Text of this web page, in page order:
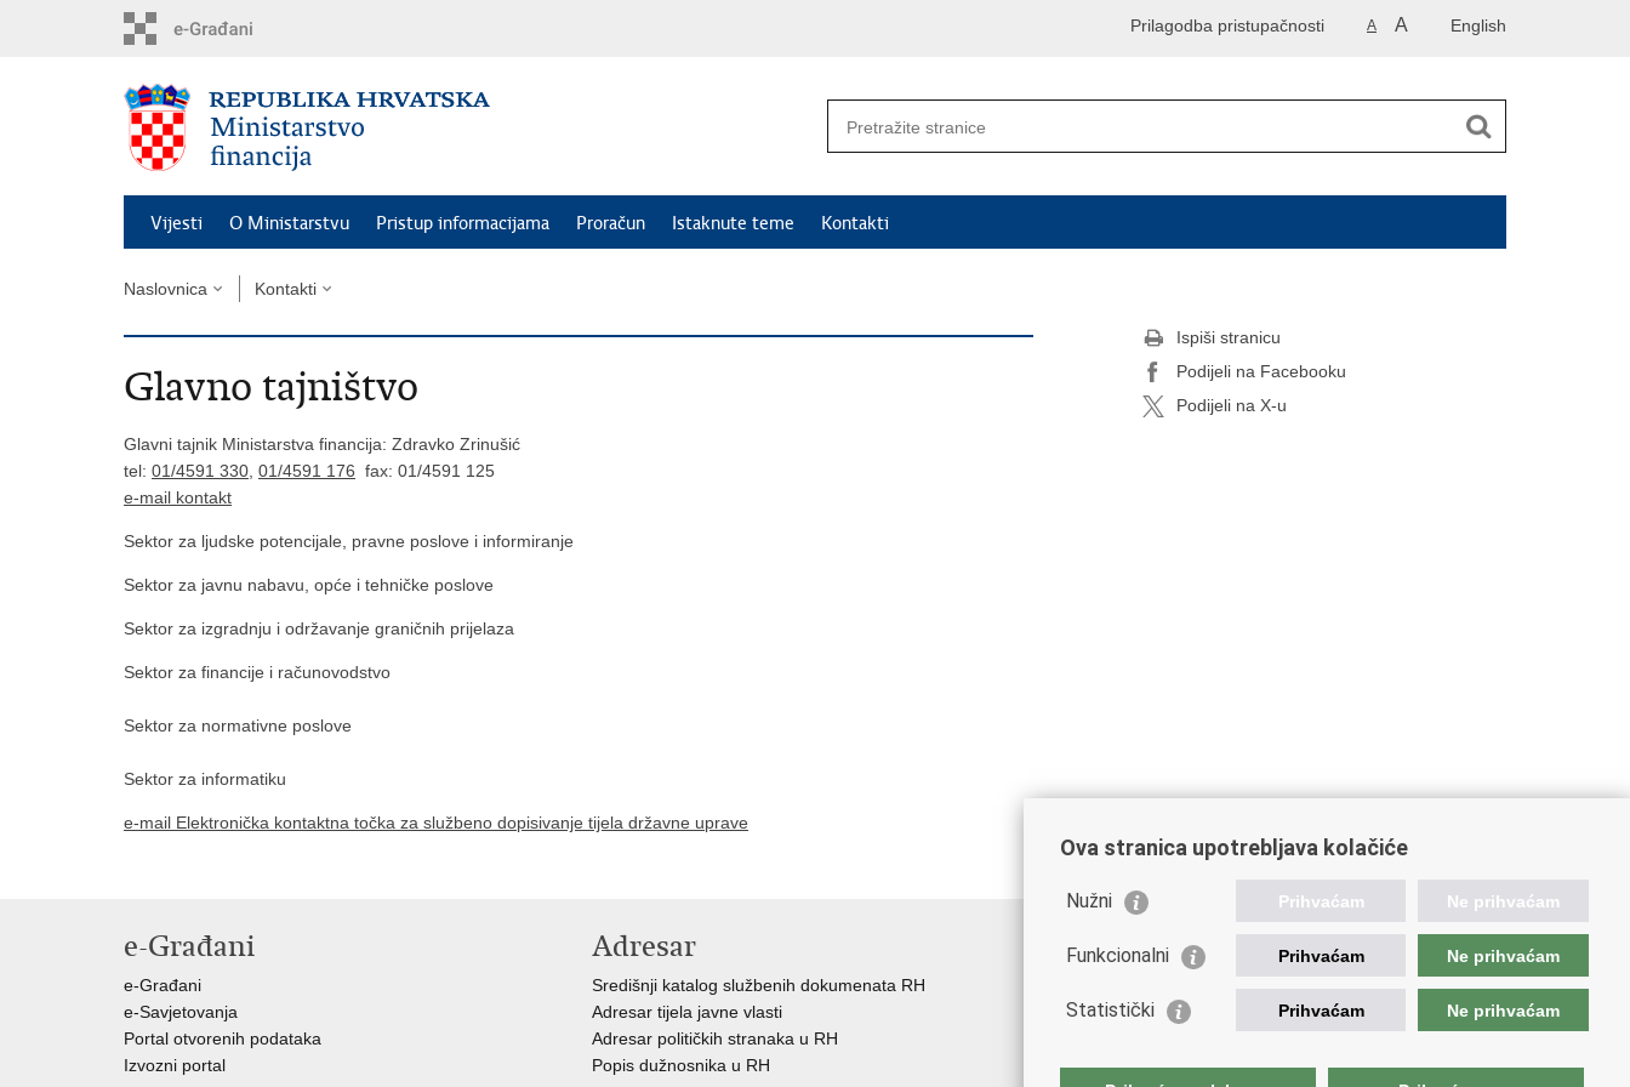
English
A A
Prilagodba pristupačnosti
Vijesti O Ministarstvu Pristup informacijama Proračun Istaknute teme Kontakti
Naslovnica Kontakti
Glavno tajništvo
Glavni tajnik Ministarstva financija: Zdravko Zrinušić
tel: 01/4591 330 01/4591 176 fax: 01/4591 125
e-mail kontakt
Sektor za ljudske potencijale, pravne poslove i informiranje
Sektor za javnu nabavu, opće i tehničke poslove
Sektor za izgradnju i održavanje graničnih prijelaza
Sektor za financije i računovodstvo
Sektor za normativne poslove
Sektor za informatiku
e-mail Elektronička kontaktna točka za službeno dopisivanje tijela državne uprave
Ispiši stranicu
Podijeli na Facebooku
Podijeli na X-u
e-Građani
e-Građani
e-Savjetovanja
Portal otvorenih podataka
Izvozni portal
Adresar
Središnji katalog službenih dokumenata RH
Adresar tijela javne vlasti
Adresar političkih stranaka u RH
Popis dužnosnika u RH
Korisne poveznice
Hrvatski Sabor
Porezna uprava
Ova stranica upotrebljava kolačiće
Nužni Prihvaćam Ne prihvaćam
Funkcionalni Prihvaćam Ne prihvaćam
Statistički Prihvaćam Ne prihvaćam